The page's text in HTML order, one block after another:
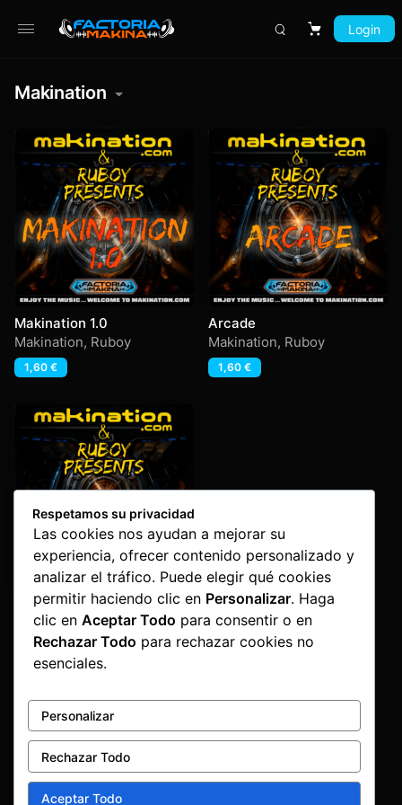
Carrito
Login
Makination
Makination 1.0
Makination, Ruboy
1,60 €
Arcade
Makination, Ruboy
1,60 €
Omega
Makination ,Ruboy
1,60€
Respetamos su privacidad
Las cookies nos ayudan a mejorar su
experiencia, ofrecer contenido personalizado y
analizar el tráfico. Puede elegir qué cookies
permitir haciendo clic en Personalizar. Haga
clic en Aceptar Todo para consentir o en
Rechazar Todo para rechazar cookies no
esenciales.
Personalizar
Rechazar Todo
Aceptar Todo